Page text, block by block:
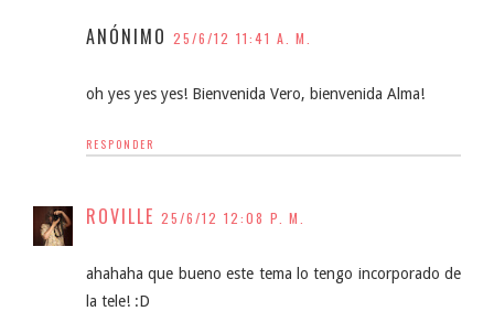
ANÓNIMO 25/6/12 11:41 A. M.
oh yes yes yes! Bienvenida Vero, bienvenida Alma!
RESPONDER
ROVILLE 25/6/12 12:08 P. M.
ahahaha que bueno este tema lo tengo incorporado de
la tele! :D